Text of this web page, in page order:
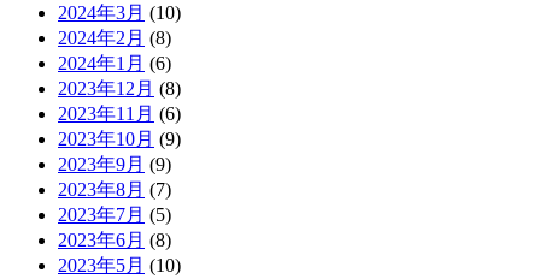
2024年3月 (10)
2024年2月 (8)
2024年1月 (6)
2023年12月 (8)
2023年11月 (6)
2023年10月 (9)
2023年9月 (9)
2023年8月 (7)
2023年7月 (5)
2023年6月 (8)
2023年5月 (10)